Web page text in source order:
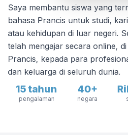
Saya membantu siswa yang
bahasa Prancis untuk studi,
atau kehidupan di luar negeri.
telah mengajar secara online,
Prancis, kepada para
dan keluarga di seluruh dunia.
15 tahun
pengalaman
40+
negara